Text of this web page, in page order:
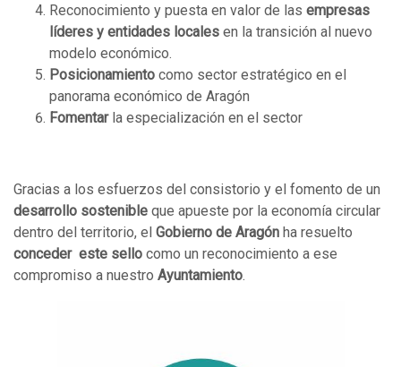
Reconocimiento y puesta en valor de las empresas
líderes y entidades locales en la transición al nuevo
modelo económico.
Posicionamiento como sector estratégico en el
panorama económico de Aragón
Fomentarla especialización en el sector
Gracias a los esfuerzos del consistorio y el fomento de un
desarrollo sostenible que apueste por la economía circular
dentro del territorio, el Gobierno de Aragón ha resuelto
conceder este sello como un reconocimiento a ese
compromiso a nuestro Ayuntamiento